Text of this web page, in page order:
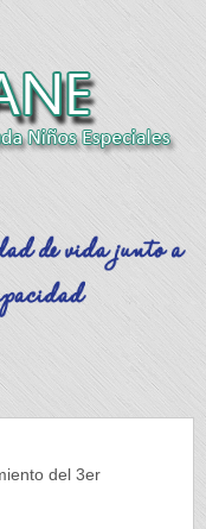
del 3er